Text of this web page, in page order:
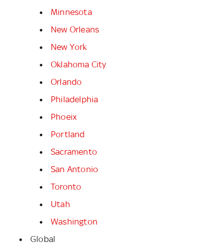
Minnesota
New Orleans
New York
Oklahoma City
Orlando
Philadelphia
Phoeix
Portland
Sacramento
San Antonio
Toronto
Utah
Washington
Global